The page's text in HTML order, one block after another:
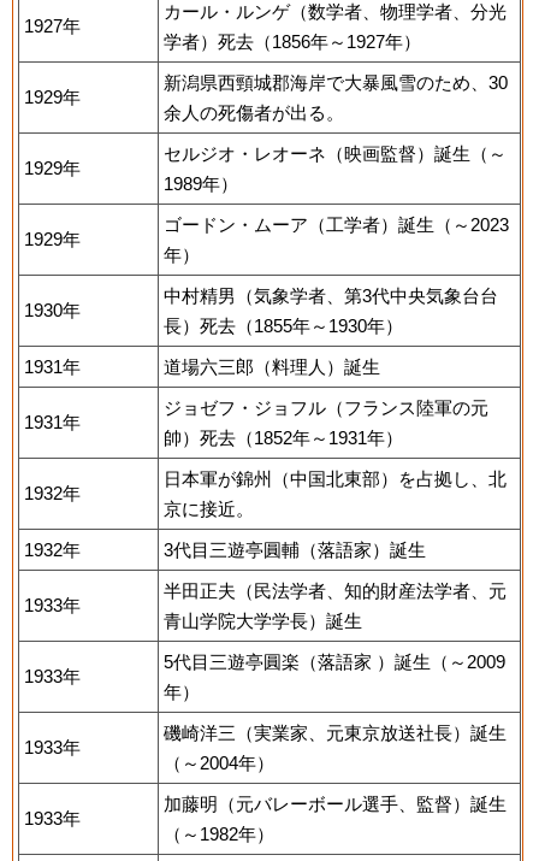
1927年
カール・ルンゲ（数学者、物理学者、分光
学者）死去（1856年～1927年）
1929年
新潟県西頸城郡海岸で大暴風雪のため、30
余人の死傷者が出る。
1929年
セルジオ・レオーネ（映画監督）誕生（～
1989年）
1929年
ゴードン・ムーア（工学者）誕生（～2023
年）
1930年
中村精男（気象学者、第3代中央気象台台
長）死去（1855年～1930年）
1931年
道場六三郎（料理人）誕生
1931年
ジョゼフ・ジョフル（フランス陸軍の元
帥）死去（1852年～1931年）
1932年
日本軍が錦州（中国北東部）を占拠し、北
京に接近。
1932年
3代目三遊亭圓輔（落語家）誕生
1933年
半田正夫（民法学者、知的財産法学者、元
青山学院大学学長）誕生
1933年
5代目三遊亭圓楽（落語家 ）誕生（～2009
年）
1933年
磯崎洋三（実業家、元東京放送社長）誕生
（～2004年）
1933年
加藤明（元バレーボール選手、監督）誕生
（～1982年）